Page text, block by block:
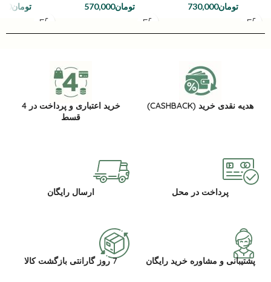
تومان730,000 تومان570,000 تومان
هدیه نقدی خرید (CASHBACK)
خرید اعتباری و پرداخت در 4
قسط
پرداخت در محل ارسال رایگان
پشتیبانی و مشاوره خرید رایگان 7 روز گارانتی بازگشت کالا